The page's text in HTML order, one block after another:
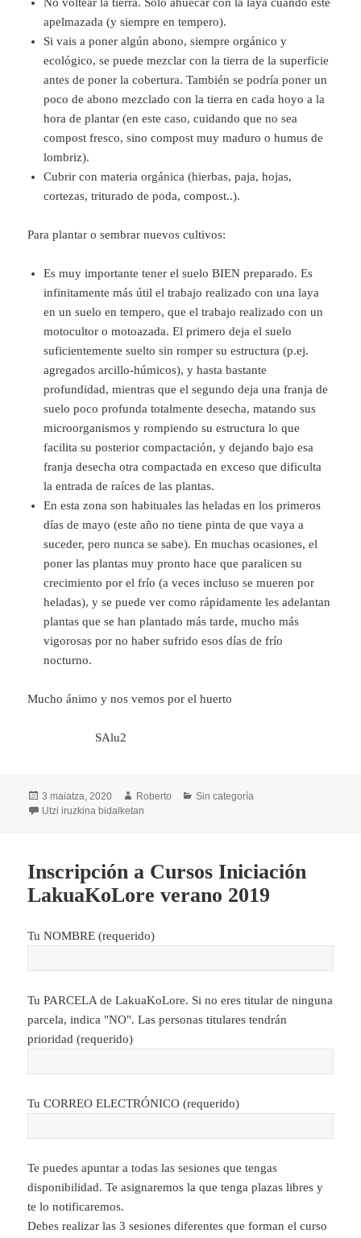
apelmazada (y siempre en tempero).
Si vais a poner algún abono, siempre orgánico y
ecológico, se puede mezclar con la tierra de la superficie
antes de poner la cobertura. También se podría poner un
poco de abono mezclado con la tierra en cada hoyo a la
hora de plantar (en este caso, cuidando que no sea
compost fresco, sino compost muy maduro o humus de
lombriz).
Cubrir con materia orgánica (hierbas, paja, hojas,
cortezas, triturado de poda, compost..).
Para plantar o sembrar nuevos cultivos:
Es muy importante tener el suelo BIEN preparado. Es
infinitamente más útil el trabajo realizado con una laya
en un suelo en tempero, que el trabajo realizado con un
motocultor o motoazada. El primero deja el suelo
suficientemente suelto sin romper su estructura (p.ej.
agregados arcillo-húmicos), y hasta bastante
profundidad, mientras que el segundo deja una franja de
suelo poco profunda totalmente desecha, matando sus
microorganismos y rompiendo su estructura lo que
facilita su posterior compactación, y dejando bajo esa
franja desecha otra compactada en exceso que dificulta
la entrada de raíces de las plantas.
En esta zona son habituales las heladas en los primeros
días de mayo (este año no tiene pinta de que vaya a
suceder, pero nunca se sabe). En muchas ocasiones, el
poner las plantas muy pronto hace que paralicen su
crecimiento por el frío (a veces incluso se mueren por
heladas), y se puede ver como rápidamente les adelantan
plantas que se han plantado más tarde, mucho más
vigorosas por no haber sufrido esos días de frío
nocturno.
Mucho ánimo y nos vemos por el huerto
SAlu2
Argitaratze-
data
3 maiatza, 2020 Egilea
Roberto Kategoriak
Sin categoría
Utzi iruzkina4 de Mayo de 2020 – Reapertura huertos LakuaKoLore
bidalketan
Inscripción a Cursos Iniciación
LakuaKoLore verano 2019
Tu NOMBRE (requerido)
Tu PARCELA de LakuaKoLore. Si no eres titular de ninguna
parcela, indica "NO". Las personas titulares tendrán
prioridad (requerido)
Tu CORREO ELECTRÓNICO (requerido)
Te puedes apuntar a todas las sesiones que tengas
disponibilidad. Te asignaremos la que tenga plazas libres y
te lo notificaremos.
Debes realizar las 3 sesiones diferentes que forman el curso